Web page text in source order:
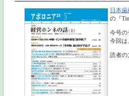
日本
の『
今号の
今回は
読者の